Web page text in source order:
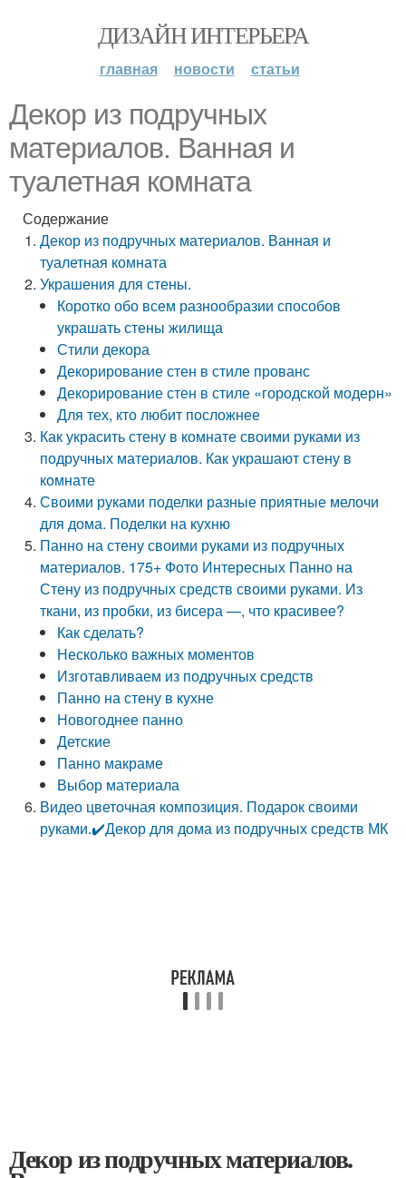
ДИЗАЙН ИНТЕРЬЕРА
главная новости статьи
Декор из подручных
материалов. Ванная и
туалетная комната
Содержание
Декор из подручных материалов. Ванная и
туалетная комната
Украшения для стены.
Коротко обо всем разнообразии способов
украшать стены жилища
Стили декора
Декорирование стен в стиле прованс
Декорирование стен в стиле «городской модерн»
Для тех, кто любит посложнее
Как украсить стену в комнате своими руками из
подручных материалов. Как украшают стену в
комнате
Своими руками поделки разные приятные мелочи
для дома. Поделки на кухню
Панно на стену своими руками из подручных
материалов. 175+ Фото Интересных Панно на
Стену из подручных средств своими руками. Из
ткани, из пробки, из бисера —, что красивее?
Как сделать?
Несколько важных моментов
Изготавливаем из подручных средств
Панно на стену в кухне
Новогоднее панно
Детские
Панно макраме
Выбор материала
Видео цветочная композиция. Подарок своими
руками.✔️Декор для дома из подручных средств МК
Декор из подручных материалов.